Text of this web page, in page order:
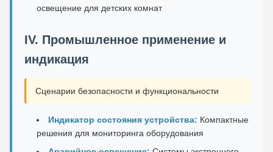
освещение для детских комнат
IV. Промышленное применение и
индикация
Сценарии безопасности и функциональности
Индикатор состояния устройства: Компактные
решения для мониторинга оборудования